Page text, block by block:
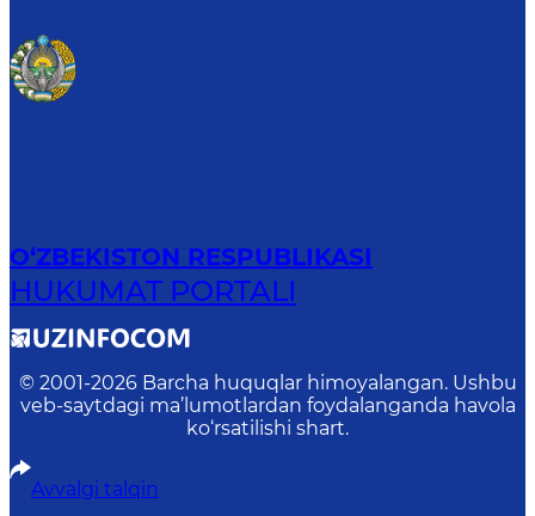
O‘ZBEKISTON RESPUBLIKASI
HUKUMAT PORTALI
© 2001-2026 Barcha huquqlar himoyalangan. Ushbu
veb-saytdagi ma’lumotlardan foydalanganda havola
ko‘rsatilishi shart.
Avvalgi talqin